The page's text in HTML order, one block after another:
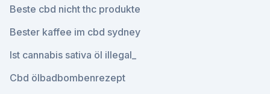
Beste cbd nicht thc produkte
Bester kaffee im cbd sydney
Ist cannabis sativa öl illegal_
Cbd ölbadbombenrezept